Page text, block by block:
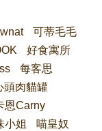
可蒂毛毛
好食寓所
每客思
頭肉貓罐
恩Carny
小姐
喵皇奴